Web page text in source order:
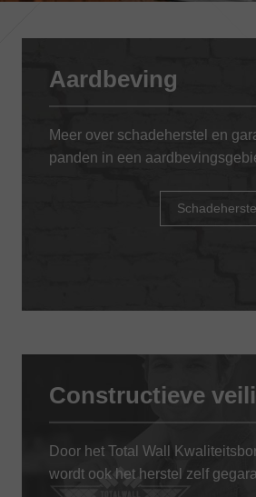
Aardbeving
Meer over schadeherstel en
panden in een
Constructieve
Door het Total Wall
wordt ook het herstel zelf